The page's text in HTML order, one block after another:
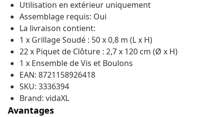
Utilisation en extérieur uniquement
Assemblage requis: Oui
La livraison contient:
1 x Grillage Soudé : 50 x 0,8 m (L x H)
22 x Piquet de Clôture : 2,7 x 120 cm (Ø x H)
1 x Ensemble de Vis et Boulons
EAN: 8721158926418
SKU: 3336394
Brand: vidaXL
Avantages